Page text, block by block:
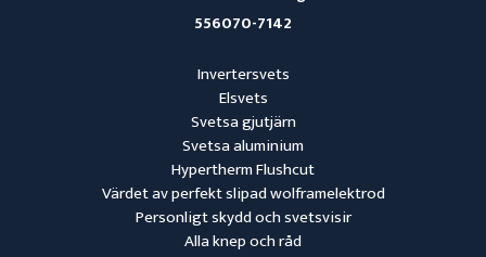
Invertersvets
Elsvets
Svetsa gjutjärn
Svetsa aluminium
Hypertherm Flushcut
Värdet av perfekt slipad wolframelektrod
Personligt skydd och svetsvisir
Alla knep och råd
556070-7142